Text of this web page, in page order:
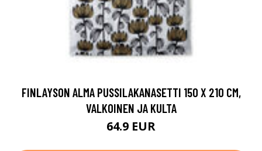
FINLAYSON ALMA PUSSILAKANASETTI 150 X 210 CM,
VALKOINEN JA KULTA
64.9 EUR